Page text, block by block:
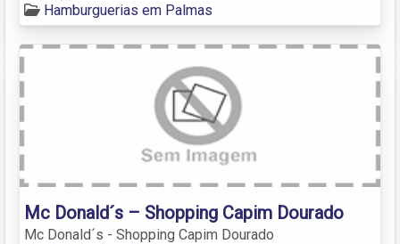
Hamburguerias em Palmas
Mc Donald´s – Shopping Capim Dourado
Mc Donald´s - Shopping Capim Dourado